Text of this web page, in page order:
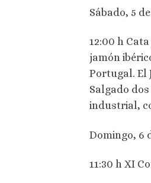
Sábado, 5
12:00 h
jamón
Portugal. El
Salgado
industrial,
Domingo, 6
11:30 h XI